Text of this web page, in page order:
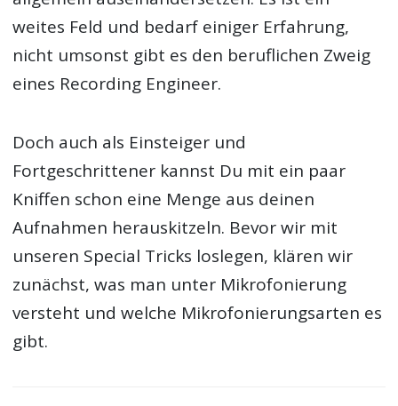
weites Feld und bedarf einiger Erfahrung,
nicht umsonst gibt es den beruflichen Zweig
eines Recording Engineer.
Doch auch als Einsteiger und
Fortgeschrittener kannst Du mit ein paar
Kniffen schon eine Menge aus deinen
Aufnahmen herauskitzeln. Bevor wir mit
unseren Special Tricks loslegen, klären wir
zunächst, was man unter Mikrofonierung
versteht und welche Mikrofonierungsarten es
gibt.